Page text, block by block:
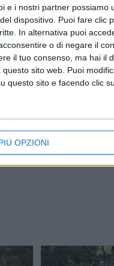
e i nostri partner possiamo
dispositivo. Puoi fare clic
In alternativa puoi
o di negare il
il tuo consenso, ma hai il
sito web. Puoi
questo sito e facendo clic
OPZIONI
venerdì 18
6